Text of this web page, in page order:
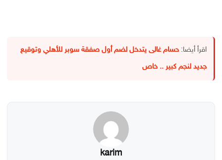
اقرأ أيضا: حسام غالى يتدخل لضم أول صفقة سوبر للأهلي وتوقيع
جديد لنجم كبير .. خاص
karim